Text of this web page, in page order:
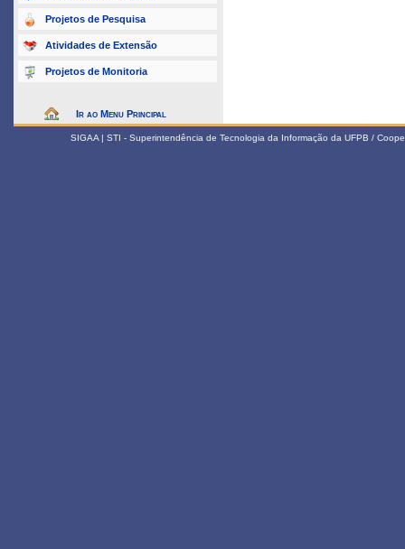
Projetos de Pesquisa
Atividades de Extensão
Projetos de Monitoria
Ir ao Menu Principal
SIGAA | STI - Superintendência de Tecnologia da Informação da UFPB /